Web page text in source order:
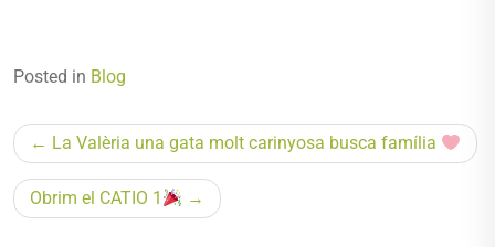
Posted in Blog
Navegació
d'entrades
La Valèria una gata molt carinyosa busca família
Obrim el CATIO 1